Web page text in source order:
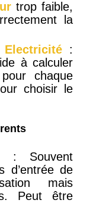
trop faible,
la
:
à calculer
chaque
choisir le
: Souvent
d’entrée de
mais
Peut être